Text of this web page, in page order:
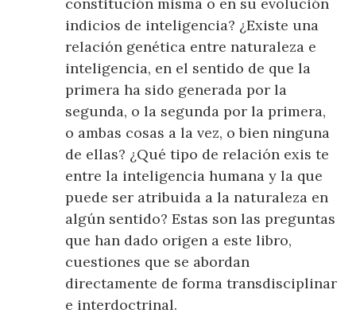
indicios de inteligencia? ¿Existe una
relación genética entre naturaleza e
inteligencia, en el sentido de que la
primera ha sido generada por la
segunda, o la segunda por la primera,
o ambas cosas a la vez, o bien ninguna
de ellas? ¿Qué tipo de relación existe
entre la inteligencia humana y la que
puede ser atribuida a la naturaleza en
algún sentido? Estas son las preguntas
que han dado origen a este libro,
cuestiones que se abordan
directamente de forma transdisciplinar
e interdoctrinal.